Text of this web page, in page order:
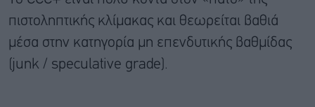
πιστοληπτικής κλίμακας και θεωρείται βαθιά
μέσα στην κατηγορία μη επενδυτικής βαθμίδας
(junk / speculative grade).